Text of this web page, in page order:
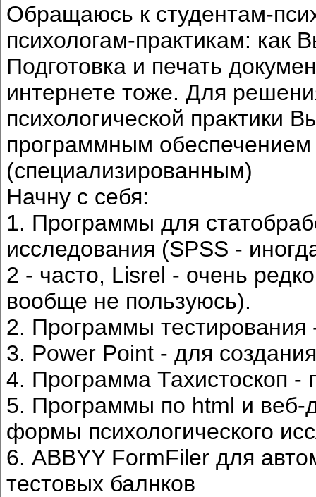
Обращаюсь к студентам-
психологам-практикам: как
Подготовка и печать
интернете тоже. Для
психологической практики
программным обеспечением
(специализированным)
Начну с себя:
1. Программы для
исследования (SPSS -
2 - часто, Lisrel - очень
вообще не пользуюсь).
2. Программы
3. Power Point - для
4. Программа Тахистоскоп -
5. Программы по html и веб-
формы психологического
6. ABBYY FormFiler для
тестовых балнков